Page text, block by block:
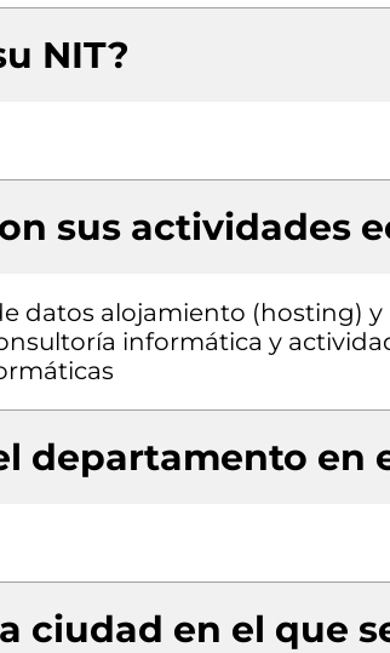
NIT?
sus actividades
datos alojamiento (hosting)
informática y
departamento en
ciudad en el que